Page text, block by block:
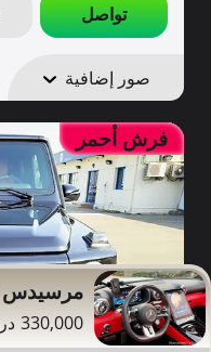
تواصل
صور إضافية
فرش أحمر
مرسيدس SL43 للبيع
330,000